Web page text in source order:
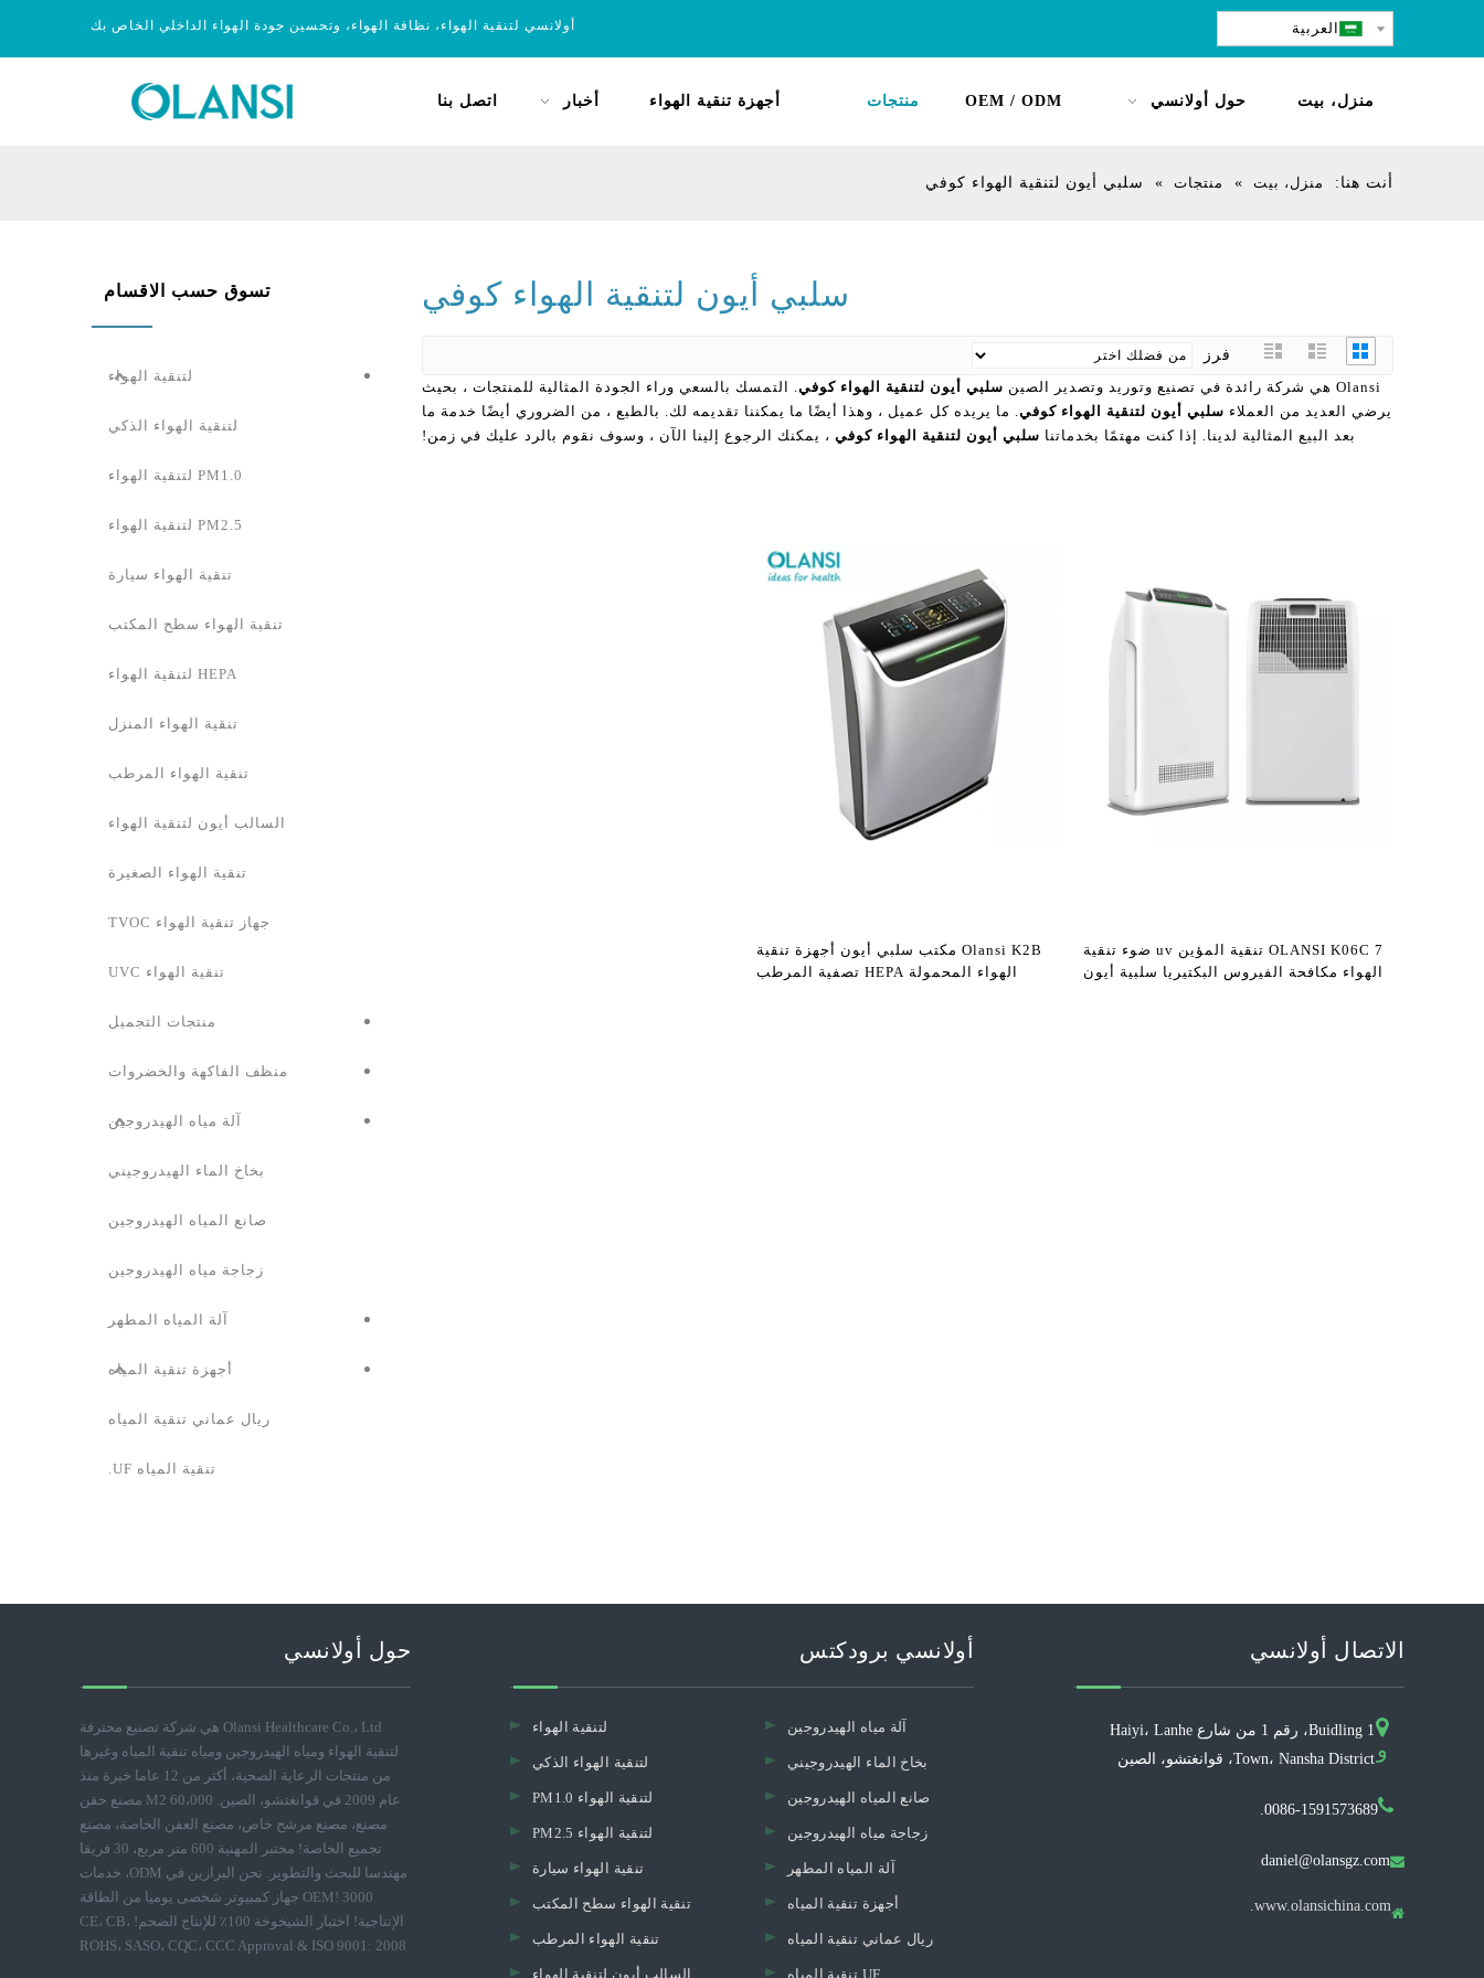
أولانسي لتنقية الهواء، نظافة الهواء، وتحسين جودة الهواء الداخلي الخاص بك العربية
منزل، بيت حول أولانسي OEM / ODM منتجات أجهزة تنقية الهواء أخبار اتصل بنا
أنت هنا: منزل، بيت » منتجات » سلبي أيون لتنقية الهواء كوفي
تسوق حسب الاقسام
لتنقية الهواء
لتنقية الهواء الذكي
PM1.0 لتنقية الهواء
PM2.5 لتنقية الهواء
تنقية الهواء سيارة
تنقية الهواء سطح المكتب
HEPA لتنقية الهواء
تنقية الهواء المنزل
تنقية الهواء المرطب
السالب أيون لتنقية الهواء
تنقية الهواء الصغيرة
جهاز تنقية الهواء TVOC
تنقية الهواء UVC
منتجات التجميل
منظف ​​الفاكهة والخضروات
آلة مياه الهيدروجين
بخاخ الماء الهيدروجيني
صانع المياه الهيدروجين
زجاجة مياه الهيدروجين
آلة المياه المطهر
أجهزة تنقية المياه
ريال عماني تنقية المياه
تنقية المياه UF.
سلبي أيون لتنقية الهواء كوفي
فرز
Olansi هي شركة رائدة في تصنيع وتوريد وتصدير الصين
سلبي أيون لتنقية الهواء كوفي. التمسك بالسعي وراء الجودة المثالية للمنتجات ، بحيث
يرضي العديد من العملاء سلبي أيون لتنقية الهواء كوفي. ما يريده كل عميل ، وهذا أيضًا ما يمكننا تقديمه لك. بالطبع ، من الضروري أيضًا خدمة ما
بعد البيع المثالية لدينا. إذا كنت مهتمًا بخدماتنا سلبي أيون لتنقية الهواء كوفي ، يمكنك الرجوع إلينا الآن ، وسوف نقوم بالرد عليك في زمن!
OLANSI K06C 7 تنقية المؤين uv ضوء تنقية
الهواء مكافحة الفيروس البكتيريا سلبية أيون
Olansi K2B مكتب سلبي أيون أجهزة تنقية
الهواء المحمولة HEPA تصفية المرطب
حول أولانسي
Olansi Healthcare Co.، Ltd هي شركة تصنيع محترفة
لتنقية الهواء ومياه الهيدروجين ومياه تنقية المياه وغيرها
من منتجات الرعاية الصحية، أكثر من 12 عاما خبرة منذ
عام 2009 في قوانغتشو، الصين. 60،000 M2 مصنع حقن
مصنع، مصنع مرشح خاص، مصنع العفن الخاصة، مصنع
تجميع الخاصة! مختبر المهنية 600 متر مربع، 30 فريقا
مهندسا للبحث والتطوير. نحن البرازين في ODM، خدمات
OEM! 3000 جهاز كمبيوتر شخصى يوميا من الطاقة
الإنتاجية! اختبار الشيخوخة 100٪ للإنتاج الضخم! CE، CB،
ROHS، SASO، CQC، CCC Approval & ISO 9001: 2008
أولانسي برودكتس
لتنقية الهواء
لتنقية الهواء الذكي
PM1.0 لتنقية الهواء
PM2.5 لتنقية الهواء
تنقية الهواء سيارة
تنقية الهواء سطح المكتب
تنقية الهواء المرطب
السالب أيون لتنقية الهواء
آلة مياه الهيدروجين
بخاخ الماء الهيدروجيني
صانع المياه الهيدروجين
زجاجة مياه الهيدروجين
آلة المياه المطهر
أجهزة تنقية المياه
ريال عماني تنقية المياه
تنقية المياه UF.
الاتصال أولانسي
و
Buidling 1، رقم 1 من شارع Haiyi، Lanhe
Town، Nansha District، قوانغتشو، الصين
0086-1591573689.

daniel@olansgz.com

www.olansichina.com.